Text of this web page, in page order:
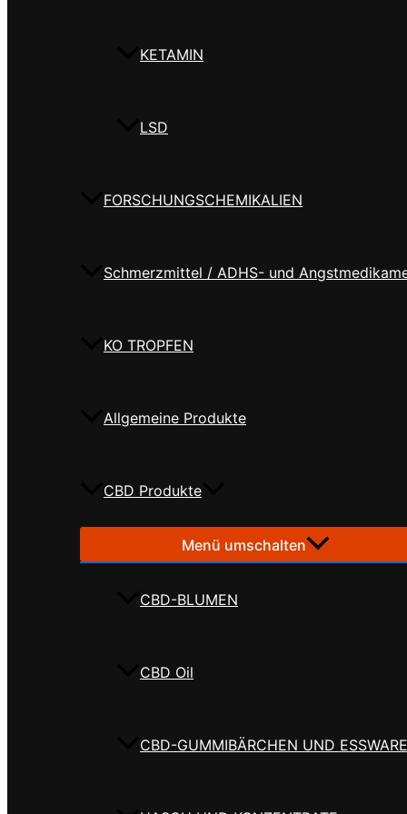
KETAMIN
LSD
FORSCHUNGSCHEMIKALIEN
Schmerzmittel / ADHS- und
KO TROPFEN
Allgemeine Produkte
CBD Produkte
Menü umschalten
CBD-BLUMEN
CBD Oil
CBD-GUMMIBÄRCHEN UND